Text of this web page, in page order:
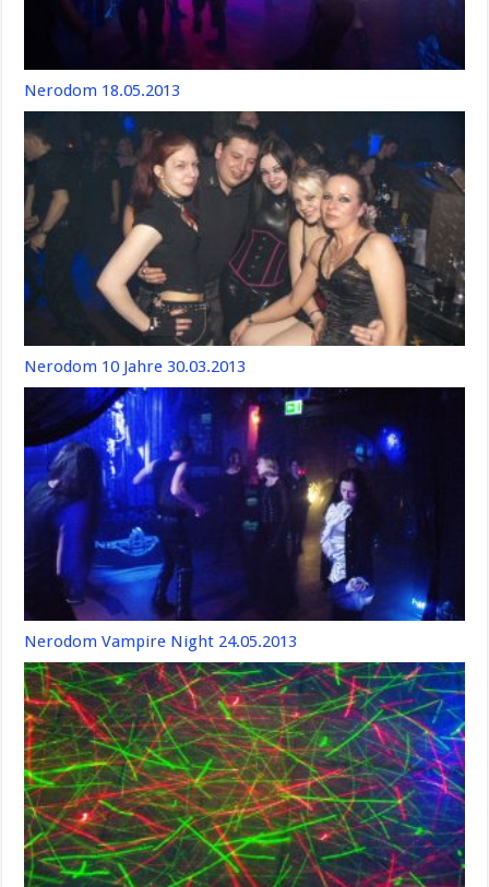
Nerodom 18.05.2013
Nerodom 10 Jahre 30.03.2013
Nerodom Vampire Night 24.05.2013